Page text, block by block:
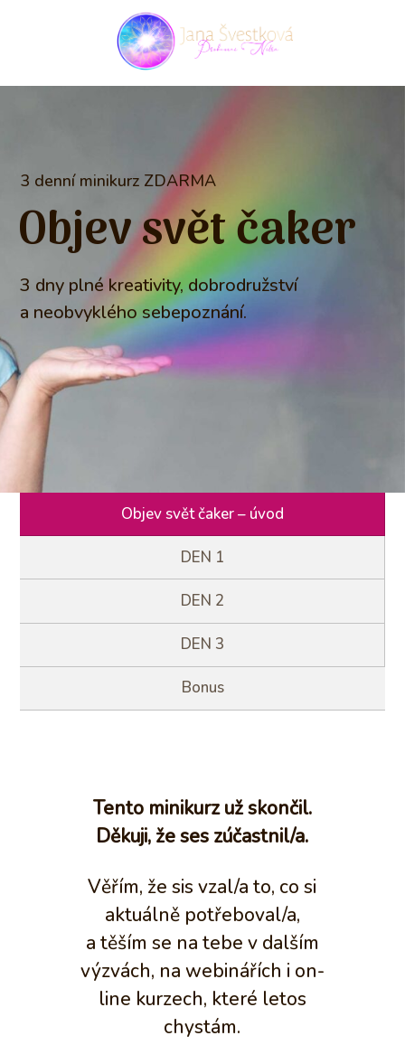
3 denní minikurz ZDARMA
Objev svět čaker
3 dny plné kreativity, dobrodružství
a neobvyklého sebepoznání.
Objev svět čaker – úvod
DEN 1
DEN 2
DEN 3
Bonus
Tento minikurz už skončil.
Děkuji, že ses zúčastnil/a.
Věřím, že sis vzal/a to, co si
aktuálně potřeboval/a,
a těším se na tebe v dalším
výzvách, na webinářích i on-
line kurzech, které letos
chystám.